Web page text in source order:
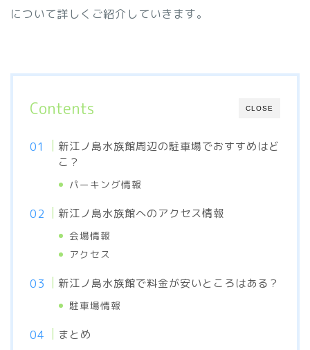
について詳しくご紹介していきます。
CLOSE
Contents
新江ノ島水族館周辺の駐車場でおすすめはど
こ？
パーキング情報
新江ノ島水族館へのアクセス情報
会場情報
アクセス
新江ノ島水族館で料金が安いところはある？
駐車場情報
まとめ